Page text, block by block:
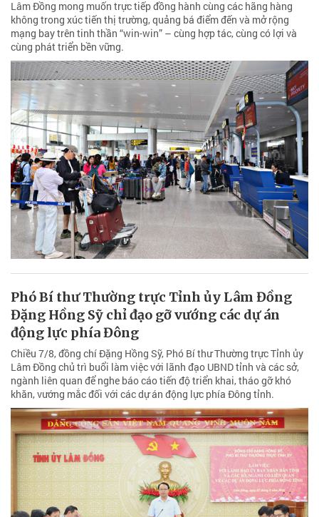
Lâm Đồng mong muốn trực tiếp đồng hành cùng các hãng hàng
không trong xúc tiến thị trường, quảng bá điểm đến và mở rộng
mạng bay trên tinh thần “win-win” – cùng hợp tác, cùng có lợi và
cùng phát triển bền vững.
Phó Bí thư Thường trực Tỉnh ủy Lâm Đồng
Đặng Hồng Sỹ chỉ đạo gỡ vướng các dự án
động lực phía Đông
Chiều 7/8, đồng chí Đặng Hồng Sỹ, Phó Bí thư Thường trực Tỉnh ủy
Lâm Đồng chủ trì buổi làm việc với lãnh đạo UBND tỉnh và các sở,
ngành liên quan để nghe báo cáo tiến độ triển khai, tháo gỡ khó
khăn, vướng mắc đối với các dự án động lực phía Đông tỉnh.